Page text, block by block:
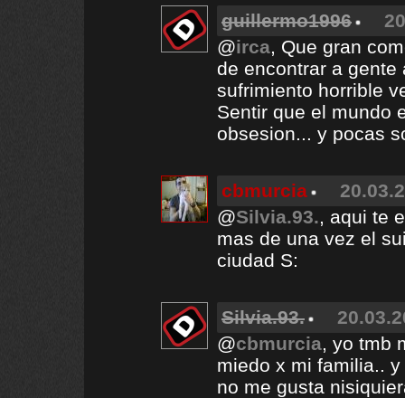
guillermo1996
@irca, Que gran
de encontrar a
sufrimiento horrible
Sentir que el mundo
obsesion... y pocas
cbmurcia
@Silvia.93., aqui te
mas de una vez el
ciudad S:
Silvia.93.
@cbmurcia, yo tmb
miedo x mi familia..
no me gusta